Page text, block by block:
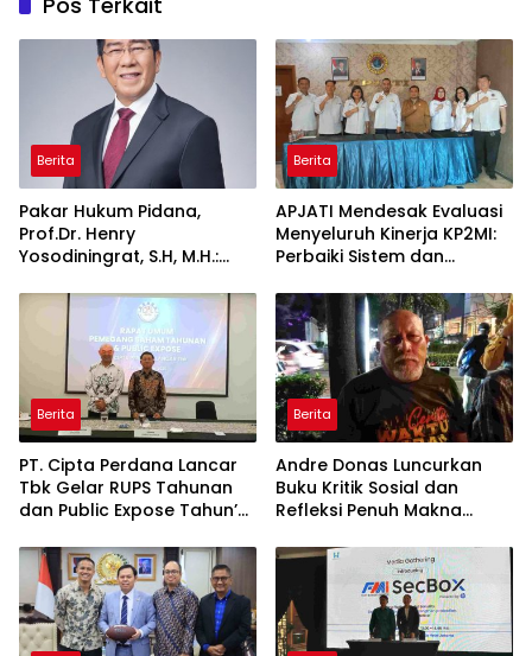
Berita
Pakar Hukum Pidana,
Prof.Dr. Henry
Yosodiningrat, S.H, M.H.:
Tersangka, Hak Didampingi
Pengacara Justru Lebih
Berita
APJATI Mendesak Evaluasi
Menyeluruh Kinerja KP2MI:
Perbaiki Sistem dan
Bukan Penutupan
Perusahaan
Berita
PT. Cipta Perdana Lancar
Tbk Gelar RUPS Tahunan
dan Public Expose Tahun’
Berita
Andre Donas Luncurkan
Buku Kritik Sosial dan
Refleksi Penuh Makna
Sewaktu Hujan”